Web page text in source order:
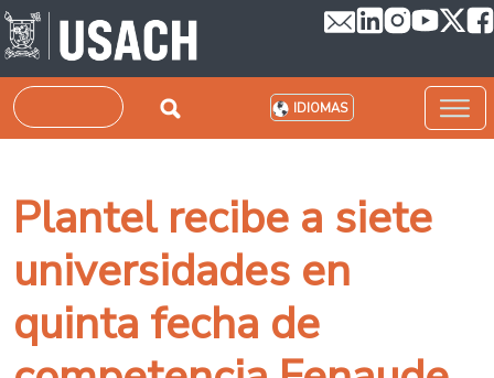
Pasar al contenido principal
Buscar IDIOMAS
Plantel recibe a siete
universidades en
quinta fecha de